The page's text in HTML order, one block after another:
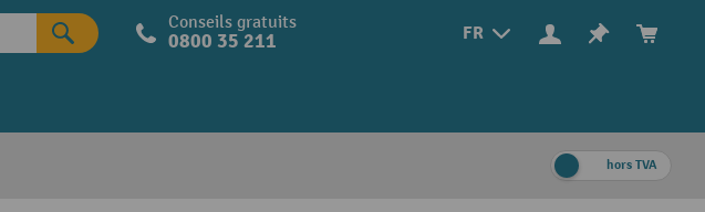
FR
Conseils gratuits
0800 35 211
hors TVA